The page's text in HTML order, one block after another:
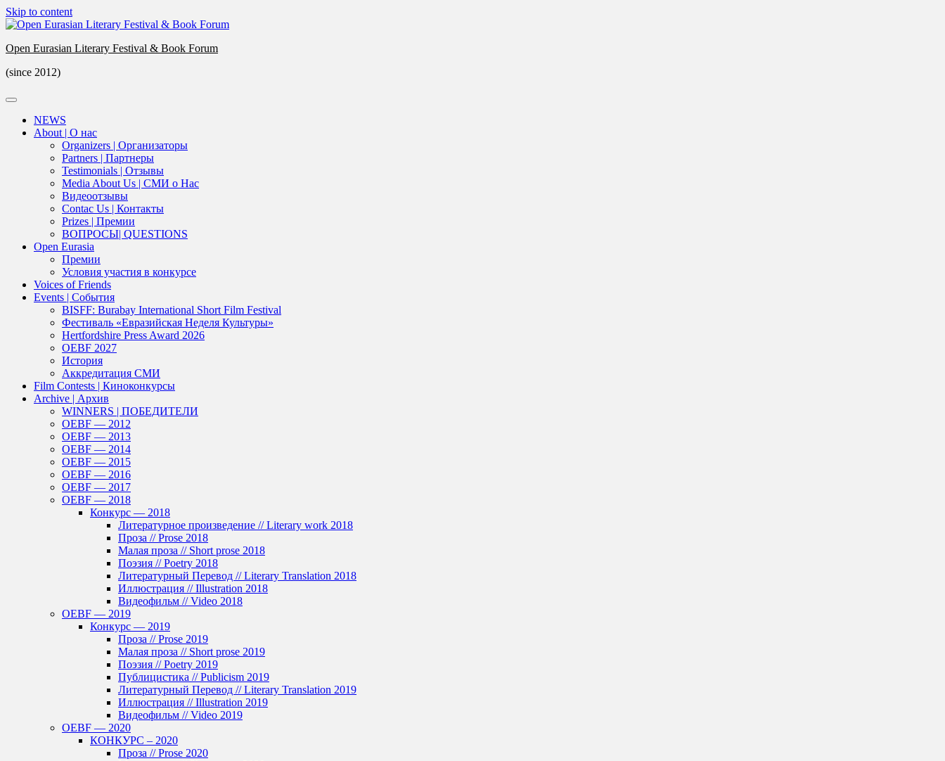
Skip to content
Open Eurasian Literary Festival & Book Forum
(since 2012)
NEWS
About | О нас
Organizers | Организаторы
Partners | Партнеры
Testimonials | Отзывы
Media About Us | СМИ о Нас
Видеоотзывы
Contac Us | Контакты
Prizes | Премии
ВОПРОСЫ| QUESTIONS
Open Eurasia
Премии
Условия участия в конкурсе
Voices of Friends
Events | События
BISFF: Burabay International Short Film Festival
Фестиваль «Евразийская Неделя Культуры»
Hertfordshire Press Award 2026
OEBF 2027
История
Аккредитация СМИ
Film Contests | Киноконкурсы
Archive | Архив
WINNERS | ПОБЕДИТЕЛИ
OEBF — 2012
OEBF — 2013
OEBF — 2014
OEBF — 2015
OEBF — 2016
OEBF — 2017
OEBF — 2018
Конкурс — 2018
Литературное произведение // Literary work 2018
Проза // Prose 2018
Малая проза // Short prose 2018
Поэзия // Poetry 2018
Литературный Перевод // Literary Translation 2018
Иллюстрация // Illustration 2018
Видеофильм // Video 2018
OEBF — 2019
Конкурс — 2019
Проза // Prose 2019
Малая проза // Short prose 2019
Поэзия // Poetry 2019
Публицистика // Publicism 2019
Литературный Перевод // Literary Translation 2019
Иллюстрация // Illustration 2019
Видеофильм // Video 2019
OEBF — 2020
КОНКУРС – 2020
Проза // Prose 2020